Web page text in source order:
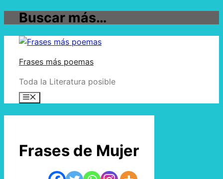
Buscar más…
Frases más poemas
Toda la Literatura posible
Frases de Mujer